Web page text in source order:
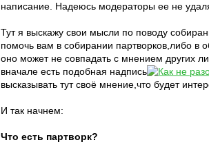
написание. Надеюсь модераторы ее не
Тут я выскажу свои мысли по поводу
помочь вам в собирании партворков,либо в
оно может не совпадать с мнением других
вначале есть подобная надпись
высказывать тут своё мнение,что будет
И так начнем:
Что есть партворк?